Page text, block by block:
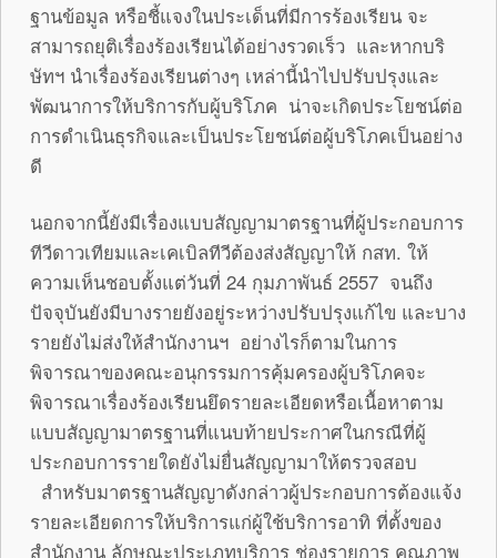
ฐานข้อมูล หรือชี้แจงในประเด็นที่มีการร้องเรียน จะ
สามารถยุติเรื่องร้องเรียนได้อย่างรวดเร็ว และหากบริ
ษัทฯ นำเรื่องร้องเรียนต่างๆ เหล่านี้นำไปปรับปรุงและ
พัฒนาการให้บริการกับผู้บริโภค น่าจะเกิดประโยชน์ต่อ
การดำเนินธุรกิจและเป็นประโยชน์ต่อผู้บริโภคเป็นอย่าง
ดี
นอกจากนี้ยังมีเรื่องแบบสัญญามาตรฐานที่ผู้ประกอบการ
ทีวีดาวเทียมและเคเบิลทีวีต้องส่งสัญญาให้ กสท. ให้
ความเห็นชอบตั้งแต่วันที่ 24 กุมภาพันธ์ 2557 จนถึง
ปัจจุบันยังมีบางรายยังอยู่ระหว่างปรับปรุงแก้ไข และบาง
รายยังไม่ส่งให้สำนักงานฯ อย่างไรก็ตามในการ
พิจารณาของคณะอนุกรรมการคุ้มครองผู้บริโภคจะ
พิจารณาเรื่องร้องเรียนยึดรายละเอียดหรือเนื้อหาตาม
แบบสัญญามาตรฐานที่แนบท้ายประกาศในกรณีที่ผู้
ประกอบการรายใดยังไม่ยื่นสัญญามาให้ตรวจสอบ
สำหรับมาตรฐานสัญญาดังกล่าวผู้ประกอบการต้องแจ้ง
รายละเอียดการให้บริการแก่ผู้ใช้บริการอาทิ ที่ตั้งของ
สำนักงาน ลักษณะประเภทบริการ ช่องรายการ คุณภาพ